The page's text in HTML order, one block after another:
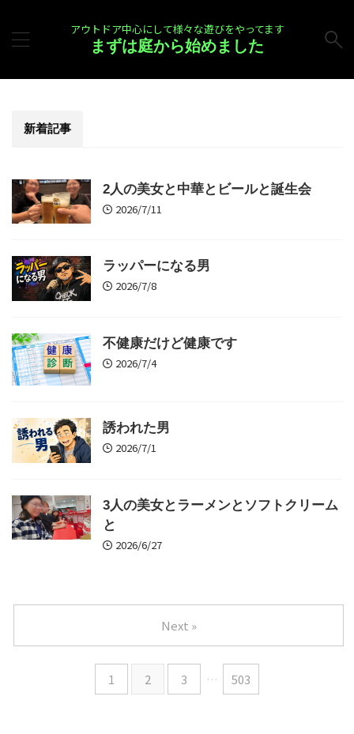
アウトドア中心にして様々な遊びをやってます
まずは庭から始めました
新着記事
2人の美女と中華とビールと誕生会
2026/7/11
ラッパーになる男
2026/7/8
不健康だけど健康です
2026/7/4
誘われた男
2026/7/1
3人の美女とラーメンとソフトクリーム
と
2026/6/27
1 2 3 … 503
Next »